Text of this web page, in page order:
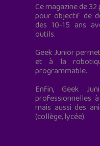
Ce magazine de
pour objectif de
des 10-15 ans
outils.
Geek Junior
et à la
programmable.
Enfin, Geek
professionnelles
mais aussi des
(collège, lycée).